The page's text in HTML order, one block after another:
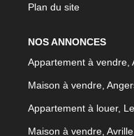
Plan du site
NOS ANNONCES
Appartement à vendre,
Maison à vendre,
Appartement à louer,
Maison à vendre, Avrille